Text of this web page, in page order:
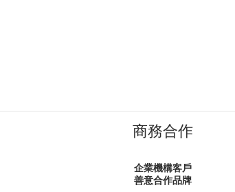
商務合作
企業機構客戶
善意合作品牌